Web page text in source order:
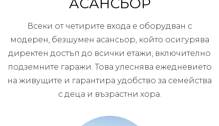
АСАНСЬОР
Всеки от четирите входа е оборудван с
модерен, безшумен асансьор, който осигурява
директен достъп до всички етажи, включително
подземните гаражи. Това улеснява ежедневието
на живущите и гарантира удобство за семейства
с деца и възрастни хора.